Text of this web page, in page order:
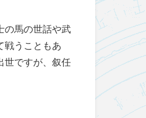
の馬の世話や武
戦うこともあ
世ですが、叙任